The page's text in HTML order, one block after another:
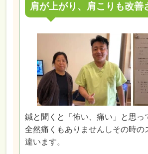
肩が上がり、肩こりも改善
鍼と聞くと「怖い、痛い」と思っ
全然痛くもありませんしその時の
違います。